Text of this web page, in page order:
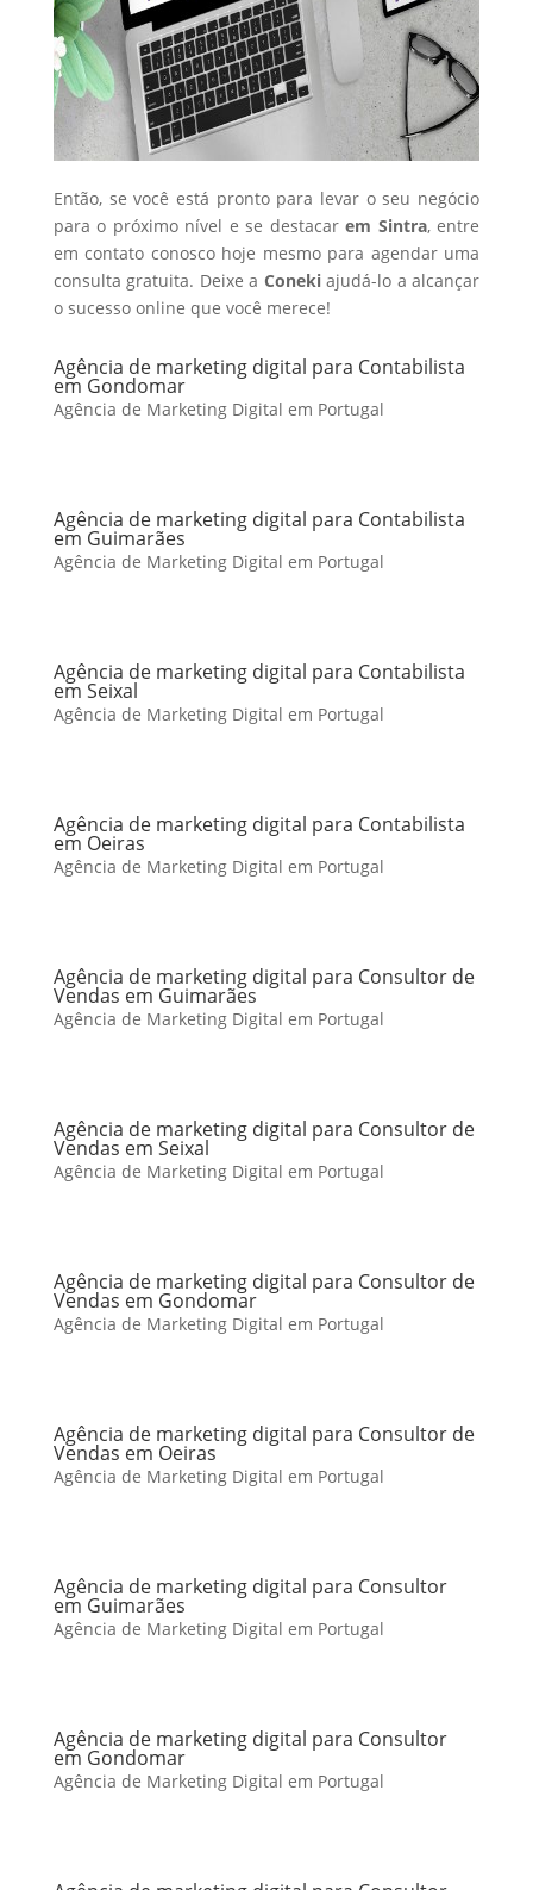
Então, se você está pronto para levar o seu negócio
para o próximo nível e se destacarem Sintra, entre
em contato conosco hoje mesmo para agendar uma
consulta gratuita. Deixe a Conekiajudá-lo a alcançar
o sucesso online que você merece!
Agência de marketing digital para Contabilista
em Gondomar
Agência de Marketing Digital em Portugal
Agência de marketing digital para Contabilista
em Guimarães
Agência de Marketing Digital em Portugal
Agência de marketing digital para Contabilista
em Seixal
Agência de Marketing Digital em Portugal
Agência de marketing digital para Contabilista
em Oeiras
Agência de Marketing Digital em Portugal
Agência de marketing digital para Consultor de
Vendas em Guimarães
Agência de Marketing Digital em Portugal
Agência de marketing digital para Consultor de
Vendas em Seixal
Agência de Marketing Digital em Portugal
Agência de marketing digital para Consultor de
Vendas em Gondomar
Agência de Marketing Digital em Portugal
Agência de marketing digital para Consultor de
Vendas em Oeiras
Agência de Marketing Digital em Portugal
Agência de marketing digital para Consultor
em Guimarães
Agência de Marketing Digital em Portugal
Agência de marketing digital para Consultor
em Gondomar
Agência de Marketing Digital em Portugal